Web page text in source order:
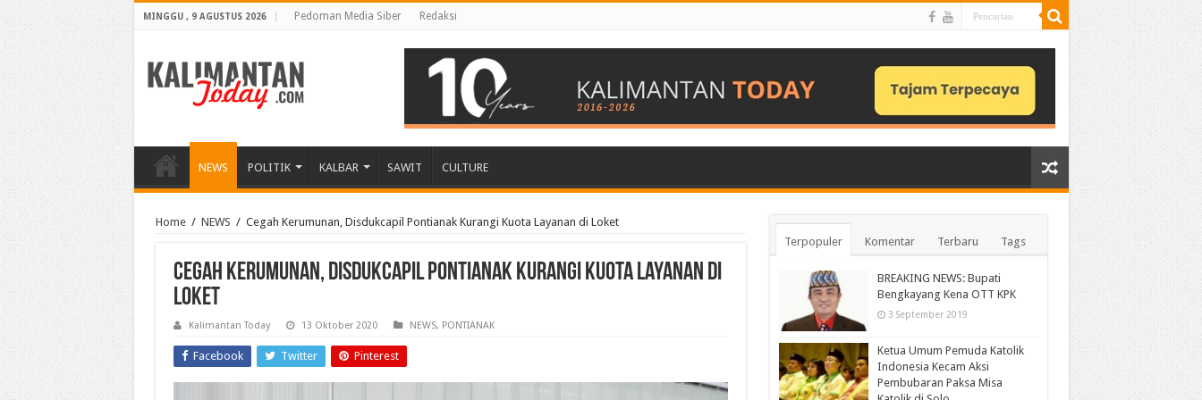
MINGGU , 9 AGUSTUS 2026 Pedoman Media Siber Redaksi
NEWS POLITIK KALBAR SAWIT CULTURE
Home / NEWS / Cegah Kerumunan, Disdukcapil Pontianak Kurangi Kuota Layanan di Loket
Cegah Kerumunan, Disdukcapil Pontianak Kurangi Kuota Layanan di
Loket
Kalimantan Today 13 Oktober 2020 NEWS, PONTIANAK
Facebook Twitter Pinterest
Terpopuler Komentar Terbaru Tags
BREAKING NEWS: Bupati
Bengkayang Kena OTT KPK
3 September 2019
Ketua Umum Pemuda Katolik
Indonesia Kecam Aksi
Pembubaran Paksa Misa